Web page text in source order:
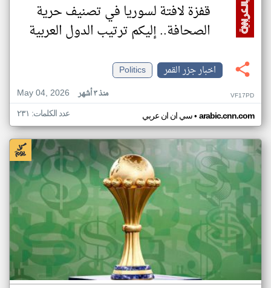
قفزة لافتة لسوريا في تصنيف حرية
الصحافة.. إليكم ترتيب الدول العربية
اخبار جزر القمر
Politics
May 04, 2026
منذ ٣ أشهر VF17PD
سي ان ان عربي• arabic.cnn.com عدد الكلمات: ٢٣١